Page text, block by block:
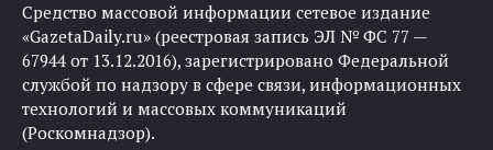
Средство массовой информации сетевое издание
«GazetaDaily.ru» (реестровая запись ЭЛ № ФС 77 —
67944 от 13.12.2016), зарегистрировано Федеральной
службой по надзору в сфере связи, информационных
технологий и массовых коммуникаций
(Роскомнадзор).